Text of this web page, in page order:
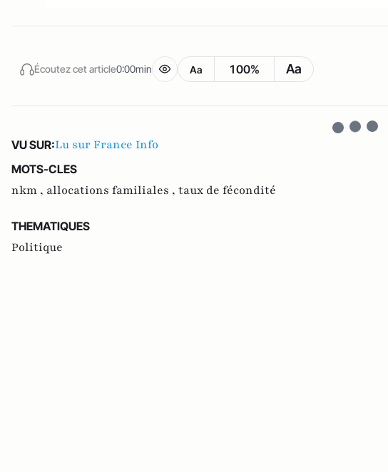
Écoutez cet article0:00min Aa 100% Aa
VU SUR:Lu sur France Info
MOTS-CLES
nkm , allocations familiales , taux de fécondité
THEMATIQUES
Politique